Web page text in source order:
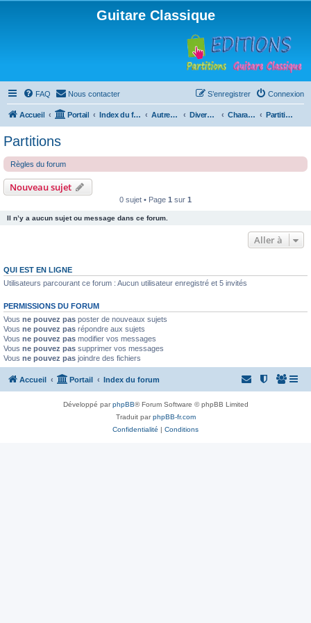
Guitare Classique
FAQ Nous contacter Connexion
S’enregistrer
Accueil Portail Index du forum Autres instruments à cordes pincées, ou styles Divers instruments Charango Partitions
Partitions
Règles du forum
Nouveau sujet
0 sujet • Page 1 sur 1
Il n’y a aucun sujet ou message dans ce forum.
Aller à
QUI EST EN LIGNE
Utilisateurs parcourant ce forum : Aucun utilisateur enregistré et 5 invités
PERMISSIONS DU FORUM
Vous ne pouvez pas poster de nouveaux sujets
Vous ne pouvez pas répondre aux sujets
Vous ne pouvez pas modifier vos messages
Vous ne pouvez pas supprimer vos messages
Vous ne pouvez pas joindre des fichiers
Accueil Portail Index du forum
Développé parphpBB® Forum Software © phpBB Limited
Traduit parphpBB-fr.com
Confidentialité | Conditions